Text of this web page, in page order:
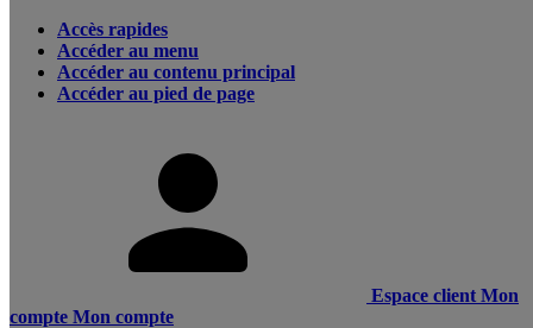
Accès rapides
Accéder au menu
Accéder au contenu principal
Accéder au pied de page
Espace client Mon
compte Mon compte